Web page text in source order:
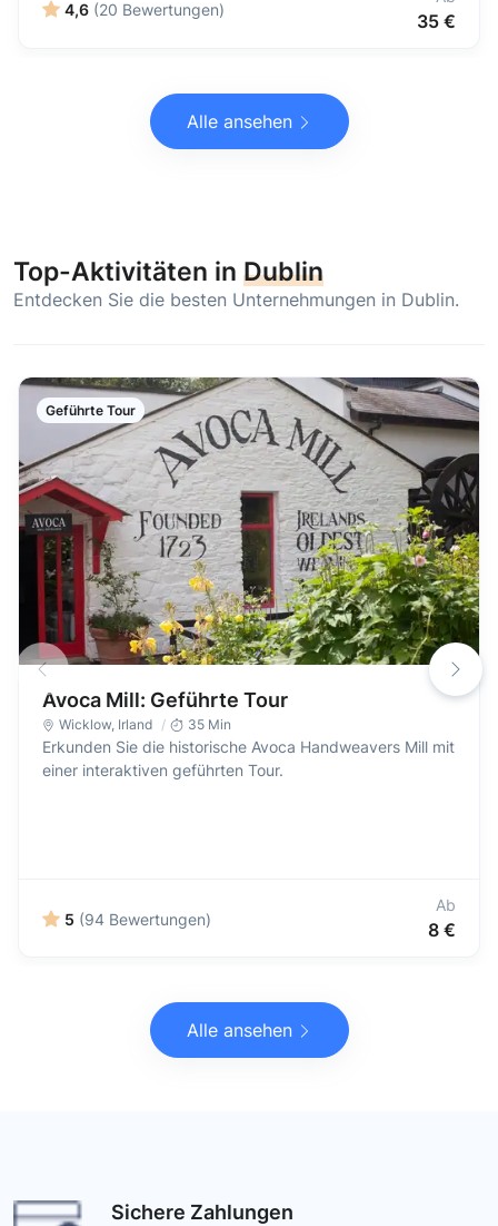
4,6 (20 Bewertungen) 35 €
Alle ansehen
Top-Aktivitäten in Dublin
Entdecken Sie die besten Unternehmungen in Dublin.
Geführte Tour
Avoca Mill: Geführte Tour
Wicklow, Irland 35 Min
Erkunden Sie die historische Avoca Handweavers Mill mit
einer interaktiven geführten Tour.
5 (94 Bewertungen)
Ab
8 €
Alle ansehen
Sichere Zahlungen